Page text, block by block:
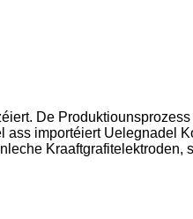
De
importéiert Uelegnadel
Kraaftgrafitelektroden,